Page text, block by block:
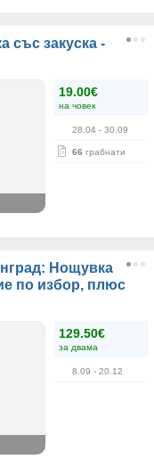
със закуска -
19.00€
на човек
28.04 - 30.09
66 грабнати
Нощувка
по избор, плюс
129.50€
за двама
8.09 - 20.12